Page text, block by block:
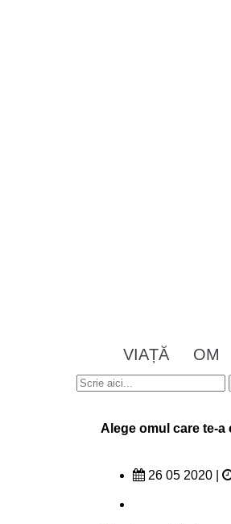
VIAȚĂ OM
Alege omul care te-
26 05 2020